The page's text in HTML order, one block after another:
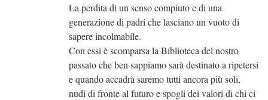
La perdita di un senso compiuto e di una
generazione di padri che lasciano un vuoto di
sapere incolmabile.
Con essi è scomparsa la Biblioteca del nostro
passato che ben sappiamo sarà destinato a ripetersi
e quando accadrà saremo tutti ancora più soli,
nudi di fronte al futuro e spogli dei valori di chi ci